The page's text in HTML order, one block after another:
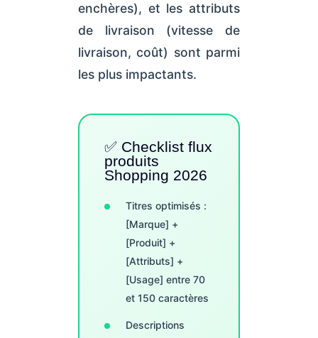
enchères), et les attributs
de livraison (vitesse de
livraison, coût) sont parmi
les plus impactants.
✅ Checklist flux
produits
Shopping 2026
Titres optimisés :
[Marque] +
[Produit] +
[Attributs] +
[Usage] entre 70
et 150 caractères
Descriptions